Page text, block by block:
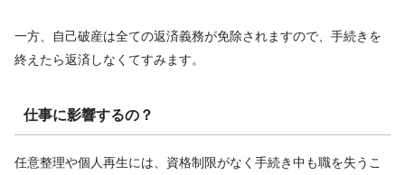
一方、自己破産は全ての返済義務が免除されますので、手続きを
終えたら返済しなくてすみます。
仕事に影響するの？
任意整理や個人再生には、資格制限がなく手続き中も職を失うこ